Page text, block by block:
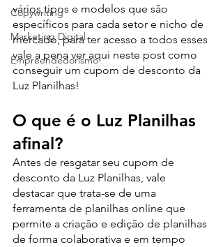
Copywriting
Marketing Digital
Empreendedorismo
vários tipos e modelos que são
específicos para cada setor e nicho de
mercado, para ter acesso a todos esses
vale a pena ver aqui neste post como
conseguir um cupom de desconto da
Luz Planilhas!
O que é o Luz Planilhas
afinal?
Antes de resgatar seu cupom de
desconto da Luz Planilhas, vale
destacar que trata-se de uma
ferramenta de planilhas online que
permite a criação e edição de planilhas
de forma colaborativa e em tempo